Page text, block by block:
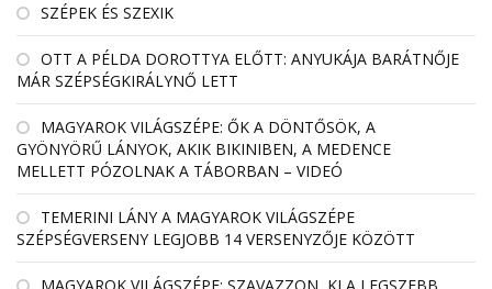
SZÉPEK ÉS SZEXIK
OTT A PÉLDA DOROTTYA ELŐTT: ANYUKÁJA BARÁTNŐJE
MÁR SZÉPSÉGKIRÁLYNŐ LETT
MAGYAROK VILÁGSZÉPE: ŐK A DÖNTŐSÖK, A
GYÖNYÖRŰ LÁNYOK, AKIK BIKINIBEN, A MEDENCE
MELLETT PÓZOLNAK A TÁBORBAN – VIDEÓ
TEMERINI LÁNY A MAGYAROK VILÁGSZÉPE
SZÉPSÉGVERSENY LEGJOBB 14 VERSENYZŐJE KÖZÖTT